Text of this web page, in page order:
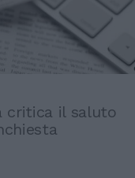
critica il saluto